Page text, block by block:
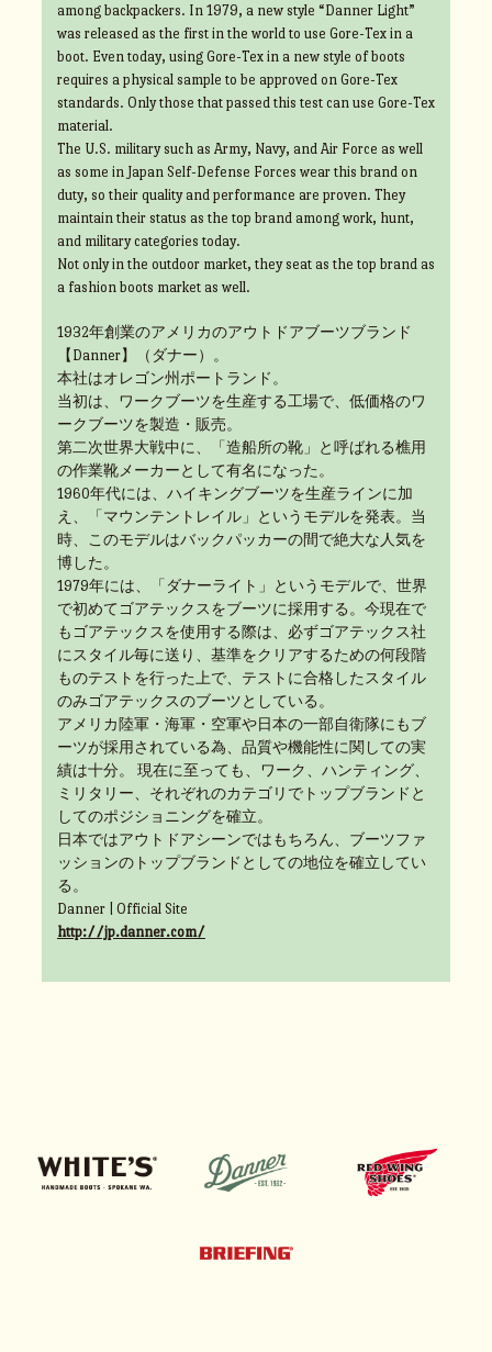
among backpackers. In 1979, a new style “Danner Light”
was released as the first in the world to use Gore-Tex in a
boot. Even today, using Gore-Tex in a new style of boots
requires a physical sample to be approved on Gore-Tex
standards. Only those that passed this test can use Gore-Tex
material.
The U.S. military such as Army, Navy, and Air Force as well
as some in Japan Self-Defense Forces wear this brand on
duty, so their quality and performance are proven. They
maintain their status as the top brand among work, hunt,
and military categories today.
Not only in the outdoor market, they seat as the top brand as
a fashion boots market as well.
1932年創業のアメリカのアウトドアブーツブランド
【Danner】（ダナー）。
本社はオレゴン州ポートランド。
当初は、ワークブーツを生産する工場で、低価格のワ
ークブーツを製造・販売。
第二次世界大戦中に、「造船所の靴」と呼ばれる樵用
の作業靴メーカーとして有名になった。
1960年代には、ハイキングブーツを生産ラインに加
え、「マウンテントレイル」というモデルを発表。当
時、このモデルはバックパッカーの間で絶大な人気を
博した。
1979年には、「ダナーライト」というモデルで、世界
で初めてゴアテックスをブーツに採用する。今現在で
もゴアテックスを使用する際は、必ずゴアテックス社
にスタイル毎に送り、基準をクリアするための何段階
ものテストを行った上で、テストに合格したスタイル
のみゴアテックスのブーツとしている。
アメリカ陸軍・海軍・空軍や日本の一部自衛隊にもブ
ーツが採用されている為、品質や機能性に関しての実
績は十分。 現在に至っても、ワーク、ハンティング、
ミリタリー、それぞれのカテゴリでトップブランドと
してのポジショニングを確立。
日本ではアウトドアシーンではもちろん、ブーツファ
ッションのトップブランドとしての地位を確立してい
る。
Danner | Official Site
http://jp.danner.com/